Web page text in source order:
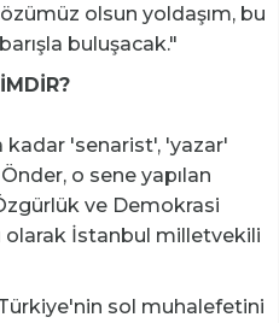
olsun yoldaşım, bu
buluşacak."
kadar 'senarist', 'yazar'
Önder, o sene yapılan
ve Demokrasi
olarak İstanbul milletvekili
sol muhalefetini